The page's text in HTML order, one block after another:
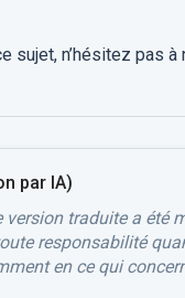
n’hésitez pas à
par IA)
traduite a été
responsabilité
en ce qui